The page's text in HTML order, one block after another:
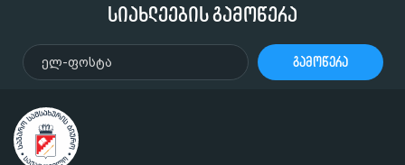
სიახლეების გამოწერა
გამოწერა